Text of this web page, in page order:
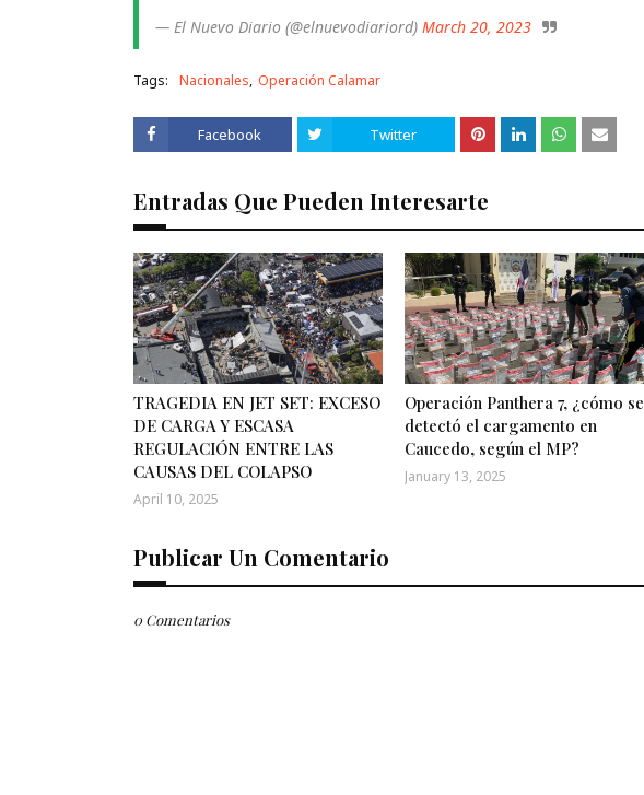
— El Nuevo Diario (@elnuevodiariord) March 20, 2023
Tags: Nacionales Operación Calamar
Facebook Twitter
Entradas Que Pueden Interesarte
TRAGEDIA EN JET SET: EXCESO
DE CARGA Y ESCASA
REGULACIÓN ENTRE LAS
CAUSAS DEL COLAPSO
April 10, 2025
Operación Panthera 7, ¿cómo se
detectó el cargamento en
Caucedo, según el MP?
January 13, 2025
Publicar Un Comentario
0 Comentarios